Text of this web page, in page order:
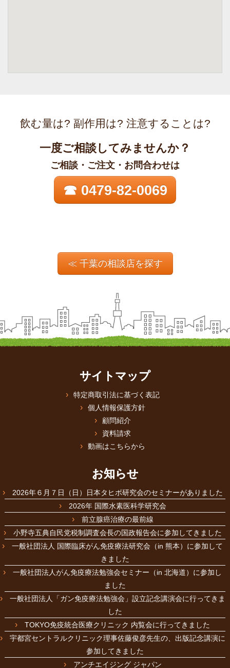
飲む量は? 副作用は? 注意することは?
一度ご相談してみませんか？
ご相談・ご注文・お問合わせは
☎ 0479-82-0069
≪ 千葉の相談店を探す
サイトマップ
特定商取引法に基づく表記
個人情報保護方針
顧問紹介
資料請求
動画はこちらから
お知らせ
2026年６月７日（日）日本タヒボ研究会のセミナーがありました
2026年 国際水素医科学研究会
前立腺癌治療の最前線
小野寺五典自民党税制調査会長の国政報告会に参加してきました
一般社団法人 国際臨床がん免疫療法研究会（in 熊本）に参加して
きました
一般社団法人がん免疫療法勉強会セミナー（in 北海道）に参加し
ました
一般社団法人「ガン免疫療法勉強会」設立記念講演会に行ってきま
した
TOKYO免疫統合医療クリニック 内覧会に行ってきました
宇都宮セントラルクリニック理事佐藤俊彦先生の、出版記念講演に
参加してきました
アンチエイジング ジャパン